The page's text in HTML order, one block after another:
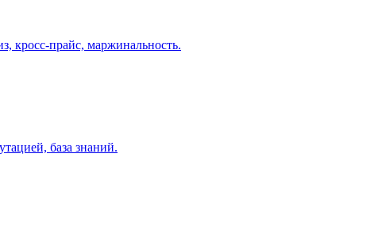
кросс-прайс, маржинальность.
база знаний.